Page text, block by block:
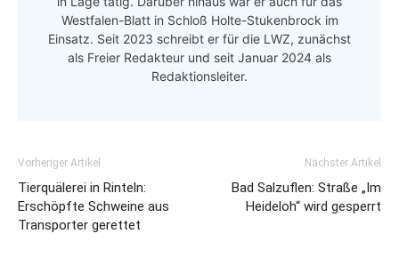
Westfalen-Blatt in Schloß Holte-Stukenbrock im
Einsatz. Seit 2023 schreibt er für die LWZ, zunächst
als Freier Redakteur und seit Januar 2024 als
Redaktionsleiter.
Vorheriger Artikel
Tierquälerei in Rinteln:
Erschöpfte Schweine aus
Transporter gerettet
Nächster Artikel
Bad Salzuflen: Straße „Im
Heideloh“ wird gesperrt